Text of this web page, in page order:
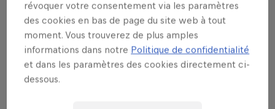
World
🎮 Ouverture des portes: 10h00
🎮 Premier match: 12h00
révoquer votre consentement via les paramètres
des cookies en bas de page du site web à tout
moment. Vous trouverez de plus amples
informations dans notre Politique de confidentialité
et dans les paramètres des cookies directement ci-
dessous.